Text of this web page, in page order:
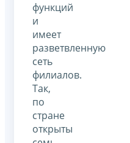
функций
и
имеет
разветвленную
сеть
филиалов.
Так,
по
стране
открыты